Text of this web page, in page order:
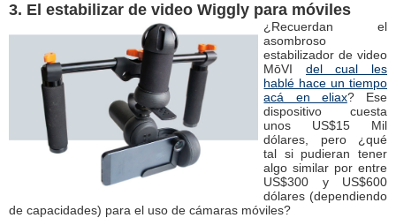
3. El estabilizar de video Wiggly para móviles
¿Recuerdan el
asombroso
estabilizador de video
MōVI del cual les
hablé hace un tiempo
acá en eliax? Ese
dispositivo cuesta
unos US$15 Mil
dólares, pero ¿qué
tal si pudieran tener
algo similar por entre
US$300 y US$600
dólares (dependiendo
de capacidades) para el uso de cámaras móviles?